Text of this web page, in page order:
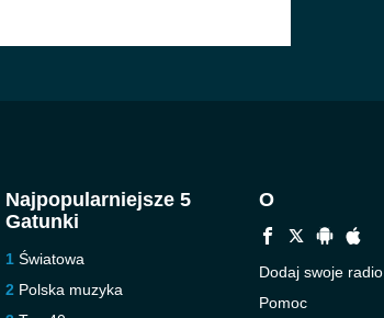
Najpopularniejsze 5
Gatunki
Światowa
Polska muzyka
O
Dodaj swoje radio
Pomoc